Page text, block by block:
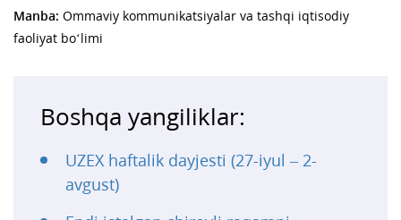
Manba: Ommaviy kommunikatsiyalar va tashqi iqtisodiy
faoliyat bo‘limi
Boshqa yangiliklar:
UZEX haftalik dayjesti (27-iyul – 2-
avgust)